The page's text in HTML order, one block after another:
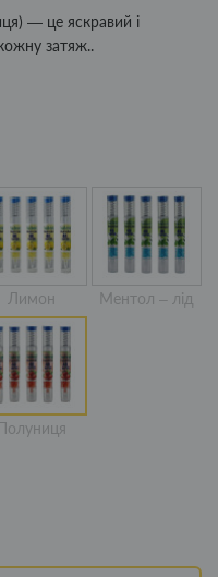
— це яскравий і
затяж..
Лимон Ментол – лід
Полуниця